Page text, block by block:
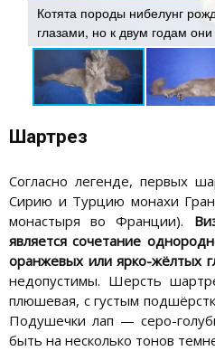
Котята породы нибелунг
глазами, но к двум годам
Шартрез
Согласно легенде, первых
Сирию и Турцию монахи
монастыря во Франции).
является сочетание
оранжевых или ярко-жёлтых
недопустимы. Шерсть
плюшевая, с густым
Подушечки лап — серо-
быть на несколько тонов